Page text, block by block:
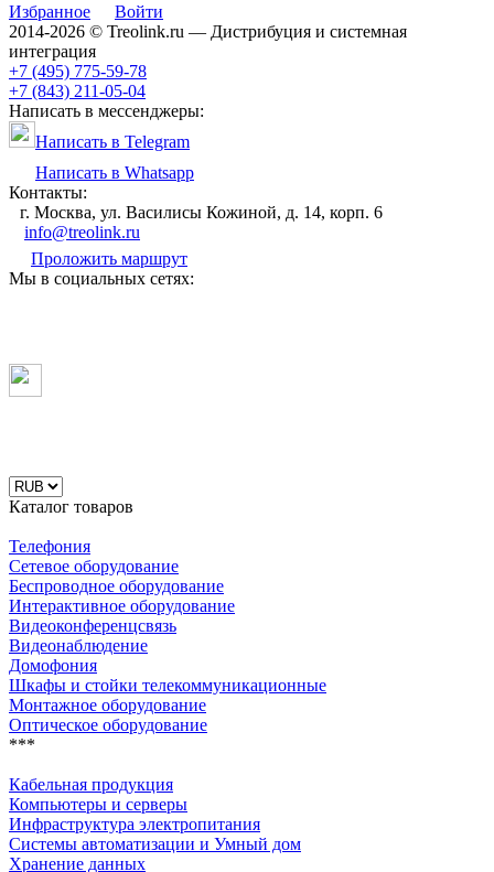
Избранное
Войти
2014-2026 © Treolink.ru — Дистрибуция и системная
интеграция
+7 (495) 775-59-78
+7 (843) 211-05-04
Написать в мессенджеры:
Написать в Telegram
Написать в Whatsapp
Контакты:
г. Москва, ул. Василисы Кожиной, д. 14, корп. 6
info@treolink.ru
Проложить маршрут
Мы в социальных сетях:
Каталог товаров
Телефония
Сетевое оборудование
Беспроводное оборудование
Интерактивное оборудование
Видеоконференцсвязь
Видеонаблюдение
Домофония
Шкафы и стойки телекоммуникационные
Монтажное оборудование
Оптическое оборудование
***
Кабельная продукция
Компьютеры и серверы
Инфраструктура электропитания
Системы автоматизации и Умный дом
Хранение данных